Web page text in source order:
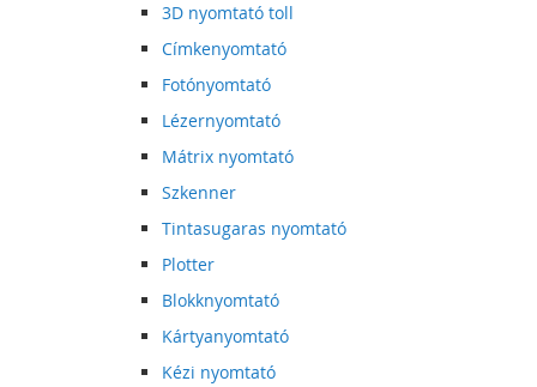
3D nyomtató toll
Címkenyomtató
Fotónyomtató
Lézernyomtató
Mátrix nyomtató
Szkenner
Tintasugaras nyomtató
Plotter
Blokknyomtató
Kártyanyomtató
Kézi nyomtató